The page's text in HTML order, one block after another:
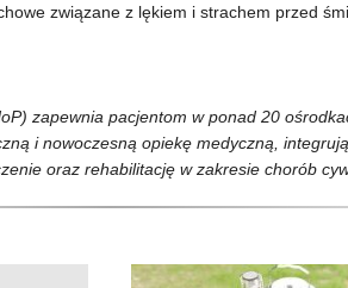
związane z lękiem i strachem przed
zapewnia pacjentom w ponad 20
i nowoczesną opiekę medyczną,
oraz rehabilitację w zakresie chorób